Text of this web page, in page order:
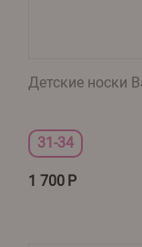
Детские носки
31-34
1 700 Р